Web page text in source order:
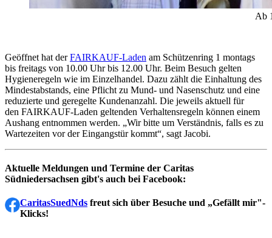
Ab
Geöffnet hat derFAIRKAUF-Laden am Schützenring 1 montags
bis freitags von 10.00 Uhr bis 12.00 Uhr. Beim Besuch gelten
Hygieneregeln wie im Einzelhandel. Dazu zählt die Einhaltung des
Mindestabstands, eine Pflicht zu Mund- und Nasenschutz und eine
reduzierte und geregelte Kundenanzahl. Die jeweils aktuell für
den FAIRKAUF-Laden geltenden Verhaltensregeln können einem
Aushang entnommen werden. „Wir bitte um Verständnis, falls es zu
Wartezeiten vor der Eingangstür kommt“, sagt Jacobi.
Aktuelle Meldungen und Termine der Caritas
Südniedersachsen gibt's auch bei Facebook:
CaritasSuedNds freut sich über Besuche und „Gefällt mir"-
Klicks!